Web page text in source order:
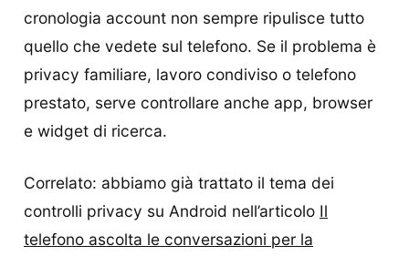
cronologia account non sempre ripulisce tutto
quello che vedete sul telefono. Se il problema è
privacy familiare, lavoro condiviso o telefono
prestato, serve controllare anche app, browser
e widget di ricerca.
Correlato: abbiamo già trattato il tema dei
controlli privacy su Android nell’articolo Il
telefono ascolta le conversazioni per la